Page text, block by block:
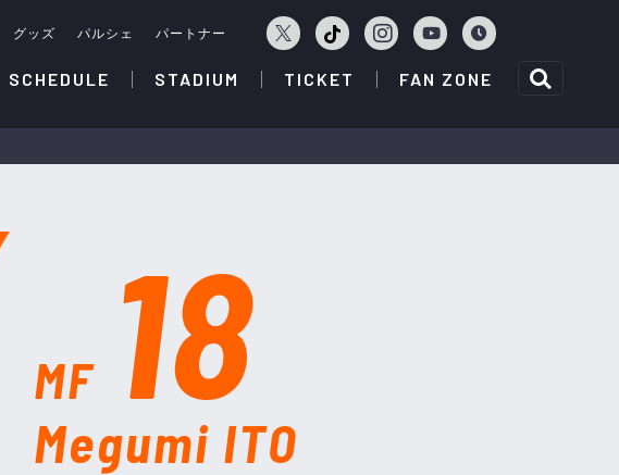
グッズ パルシェ パートナー
SCHEDULE STADIUM TICKET FAN ZONE
MF 18
Megumi ITO